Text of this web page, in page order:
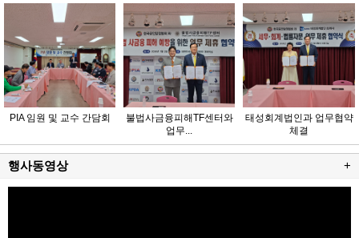
PIA 임원 및 교수 간담회
불법사금융피해TF센터와
업무...
태성회계법인과 업무협약
체결
행사동영상 +